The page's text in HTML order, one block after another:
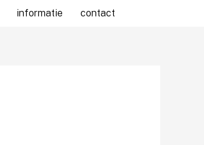
informatie contact